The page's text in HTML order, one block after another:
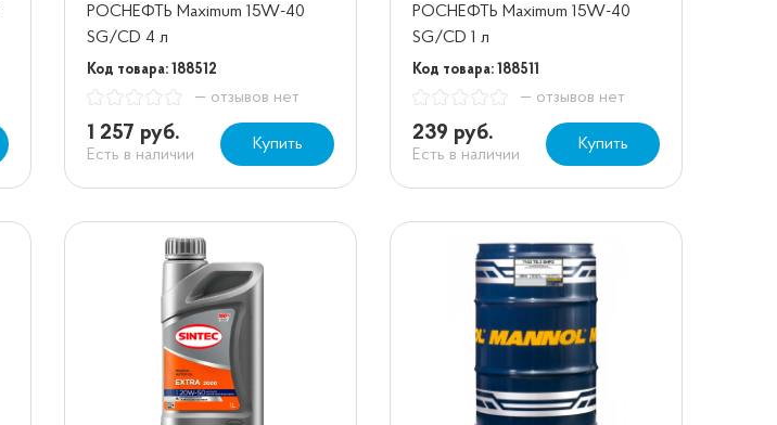
РОСНЕФТЬ Maximum 15W-40
SG/CD 4 л
Код товара: 188512
— отзывов нет
1 257 руб.
Есть в наличии
Купить
РОСНЕФТЬ Maximum 15W-40
SG/CD 1 л
Код товара: 188511
— отзывов нет
239 руб.
Есть в наличии
Купить